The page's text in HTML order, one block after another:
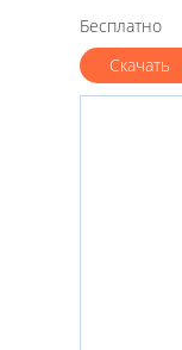
Бесплатно
Скачать